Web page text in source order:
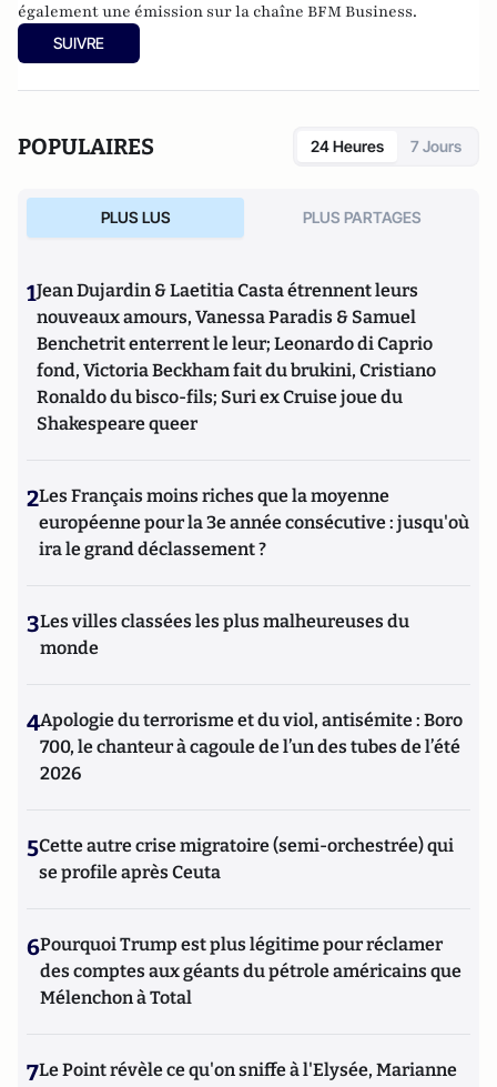
également une émission sur la chaîne BFM Business.
SUIVRE
POPULAIRES 24 Heures 7 Jours
PLUS LUS PLUS PARTAGES
1Jean Dujardin & Laetitia Casta étrennent leurs
nouveaux amours, Vanessa Paradis & Samuel
Benchetrit enterrent le leur; Leonardo di Caprio
fond, Victoria Beckham fait du brukini, Cristiano
Ronaldo du bisco-fils; Suri ex Cruise joue du
Shakespeare queer
2Les Français moins riches que la moyenne
européenne pour la 3e année consécutive : jusqu'où
ira le grand déclassement ?
3Les villes classées les plus malheureuses du
monde
4Apologie du terrorisme et du viol, antisémite : Boro
700, le chanteur à cagoule de l’un des tubes de l’été
2026
5Cette autre crise migratoire (semi-orchestrée) qui
se profile après Ceuta
6Pourquoi Trump est plus légitime pour réclamer
des comptes aux géants du pétrole américains que
Mélenchon à Total
7Le Point révèle ce qu'on sniffe à l'Elysée, Marianne